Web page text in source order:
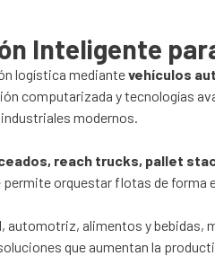
Inteligente
logística mediantevehículos
computarizada y tecnologías
modernos.
reach trucks, pallet
permite orquestar flotas de forma
alimentos y
que aumentan la